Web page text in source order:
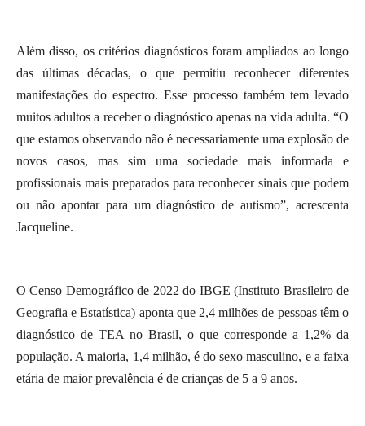
Além disso, os critérios diagnósticos foram ampliados ao longo
das últimas décadas, o que permitiu reconhecer diferentes
manifestações do espectro. Esse processo também tem levado
muitos adultos a receber o diagnóstico apenas na vida adulta. “O
que estamos observando não é necessariamente uma explosão de
novos casos, mas sim uma sociedade mais informada e
profissionais mais preparados para reconhecer sinais que podem
ou não apontar para um diagnóstico de autismo”, acrescenta
Jacqueline.
O Censo Demográfico de 2022 do IBGE (Instituto Brasileiro de
Geografia e Estatística) aponta que 2,4 milhões de pessoas têm o
diagnóstico de TEA no Brasil, o que corresponde a 1,2% da
população. A maioria, 1,4 milhão, é do sexo masculino, e a faixa
etária de maior prevalência é de crianças de 5 a 9 anos.